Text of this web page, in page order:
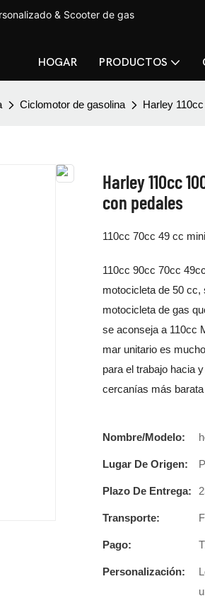
& Scooter de gas
HOGAR PRODUCTOS
Ciclomotor de gasolina Harley
Harley 110cc
con pedales
110cc 70cc 49 cc
110cc 90cc 70cc
motocicleta de 50
motocicleta de gas
se aconseja a 110cc
mar unitario es
para el trabajo hacia
cercanías más
Nombre/Modelo:
Lugar De Origen:
Plazo De Entrega:
Transporte:
Pago:
Personalización: